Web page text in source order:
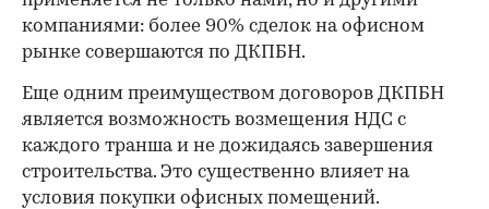
компаниями: более 90% сделок на офисном
рынке совершаются по ДКПБН.
Еще одним преимуществом договоров ДКПБН
является возможность возмещения НДС с
каждого транша и не дожидаясь завершения
строительства. Это существенно влияет на
условия покупки офисных помещений.